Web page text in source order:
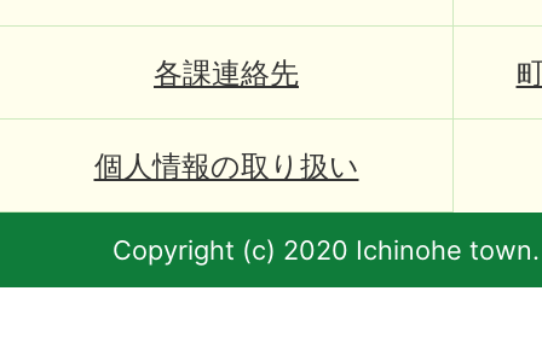
各課連絡先
個人情報の取り扱い
Copyright (c) 2020 Ichinohe